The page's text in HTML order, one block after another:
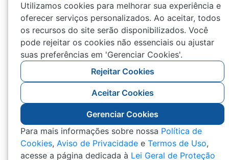
Utilizamos cookies para melhorar sua experiência e
oferecer serviços personalizados. Ao aceitar, todos
os recursos do site serão disponibilizados. Você
pode rejeitar os cookies não essenciais ou ajustar
suas preferências em 'Gerenciar Cookies'.
Rejeitar Cookies
Aceitar Cookies
Gerenciar Cookies
Para mais informações sobre nossa Política de
Cookies, Aviso de Privacidade e Termos de Uso,
acesse a página dedicada à Lei Geral de Proteção